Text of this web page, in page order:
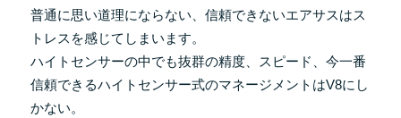
普通に思い道理にならない、信頼できないエアサスはス
トレスを感じてしまいます。
ハイトセンサーの中でも抜群の精度、スピード、今一番
信頼できるハイトセンサー式のマネージメントはV8にし
かない。